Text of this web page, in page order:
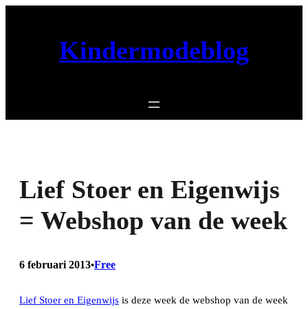
Kindermodeblog
Lief Stoer en Eigenwijs
= Webshop van de week
6 februari 2013•Free
Lief Stoer en Eigenwijs is deze week de webshop van de week